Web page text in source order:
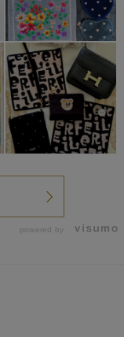
powered by